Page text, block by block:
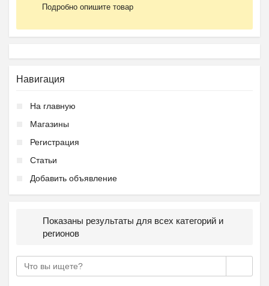
Подробно опишите товар
Навигация
На главную
Магазины
Регистрация
Статьи
Добавить объявление
Показаны результаты для всех категорий и
регионов